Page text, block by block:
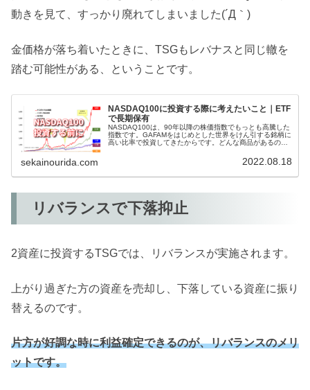
動きを見て、すっかり廃れてしまいました(´Д｀)
金価格が落ち着いたときに、TSGもレバナスと同じ轍を
踏む可能性がある、ということです。
NASDAQ100に投資する際に考えたいこと｜ETF
で長期保有
NASDAQ100は、90年以降の株価指数でもっとも高騰した
指数です。GAFAMをはじめとした世界をけん引する銘柄に
高い比率で投資してきたからです。どんな商品があるの
sekainourida.com 2022.08.18
リバランスで下落抑止
2資産に投資するTSGでは、リバランスが実施されます。
上がり過ぎた方の資産を売却し、下落している資産に振り
替えるのです。
片方が好調な時に利益確定できるのが、リバランスのメリ
ットです。